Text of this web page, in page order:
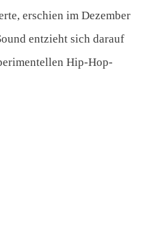
erschien im Dezember
entzieht sich darauf
Hip-Hop-